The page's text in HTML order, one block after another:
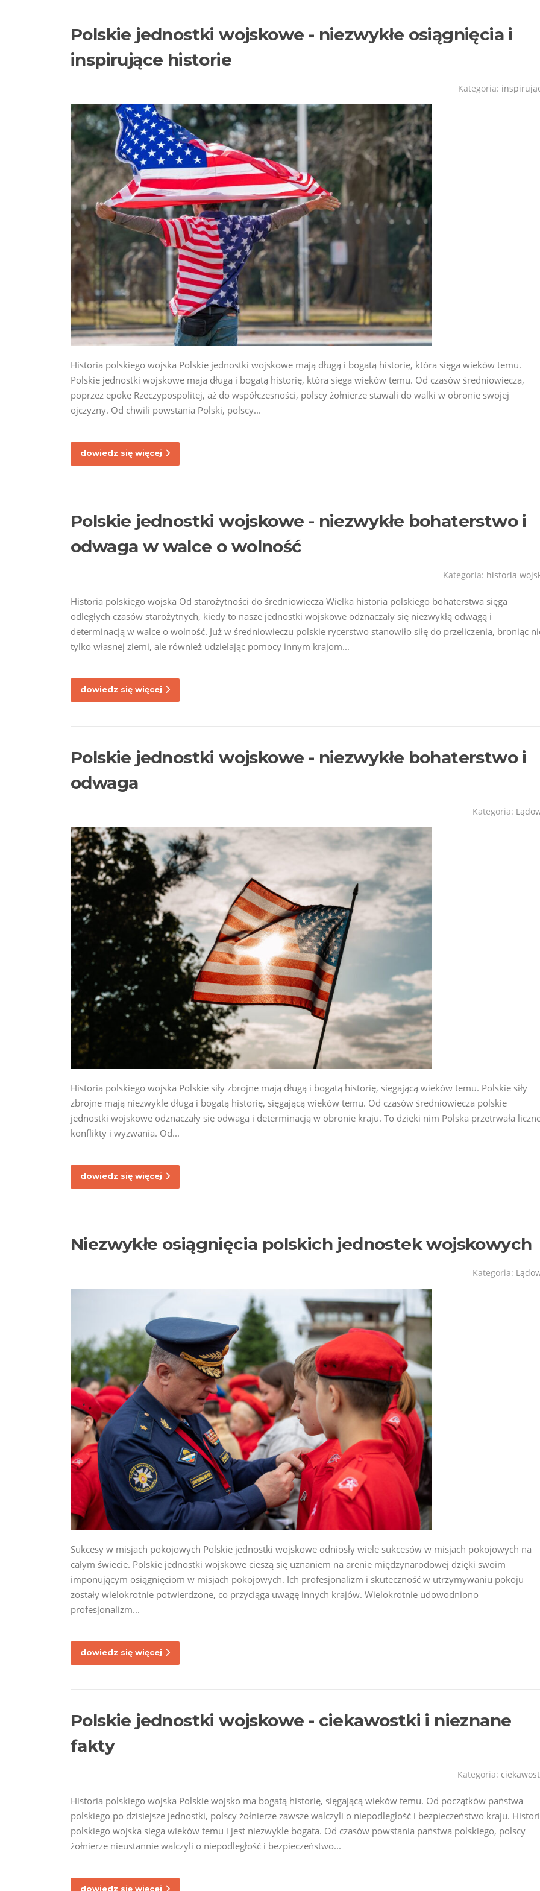
Blog
Polskie jednostki wojskowe - niezwykłe osiągnięcia i
inspirujące historie
Kategoria:
Historia polskiego wojska Polskie jednostki wojskowe mają długą i bogatą historię, która sięga wieków temu.
Polskie jednostki wojskowe mają długą i bogatą historię, która sięga wieków temu. Od czasów średniowiecza,
poprzez epokę Rzeczypospolitej, aż do współczesności, polscy żołnierze stawali do walki w obronie swojej
ojczyzny. Od chwili powstania Polski, polscy...
dowiedz się więcej
Polskie jednostki wojskowe - niezwykłe bohaterstwo i
odwaga w walce o wolność
Kategoria: historia
Historia polskiego wojska Od starożytności do średniowiecza Wielka historia polskiego bohaterstwa sięga
odległych czasów starożytnych, kiedy to nasze jednostki wojskowe odznaczały się niezwykłą odwagą i
determinacją w walce o wolność. Już w średniowieczu polskie rycerstwo stanowiło siłę do przeliczenia, broniąc
tylko własnej ziemi, ale również udzielając pomocy innym krajom...
dowiedz się więcej
Polskie jednostki wojskowe - niezwykłe bohaterstwo i
odwaga
Kategoria:
Historia polskiego wojska Polskie siły zbrojne mają długą i bogatą historię, sięgającą wieków temu. Polskie siły
zbrojne mają niezwykle długą i bogatą historię, sięgającą wieków temu. Od czasów średniowiecza polskie
jednostki wojskowe odznaczały się odwagą i determinacją w obronie kraju. To dzięki nim Polska przetrwała
konflikty i wyzwania. Od...
dowiedz się więcej
Niezwykłe osiągnięcia polskich jednostek wojskowych
Kategoria:
Sukcesy w misjach pokojowych Polskie jednostki wojskowe odniosły wiele sukcesów w misjach pokojowych na
całym świecie. Polskie jednostki wojskowe cieszą się uznaniem na arenie międzynarodowej dzięki swoim
imponującym osiągnięciom w misjach pokojowych. Ich profesjonalizm i skuteczność w utrzymywaniu pokoju
zostały wielokrotnie potwierdzone, co przyciąga uwagę innych krajów. Wielokrotnie udowodniono
profesjonalizm...
dowiedz się więcej
Polskie jednostki wojskowe - ciekawostki i nieznane
fakty
Kategoria:
Historia polskiego wojska Polskie wojsko ma bogatą historię, sięgającą wieków temu. Od początków państwa
polskiego po dzisiejsze jednostki, polscy żołnierze zawsze walczyli o niepodległość i bezpieczeństwo kraju.
polskiego wojska sięga wieków temu i jest niezwykle bogata. Od czasów powstania państwa polskiego, polscy
żołnierze nieustannie walczyli o niepodległość i bezpieczeństwo...
dowiedz się więcej